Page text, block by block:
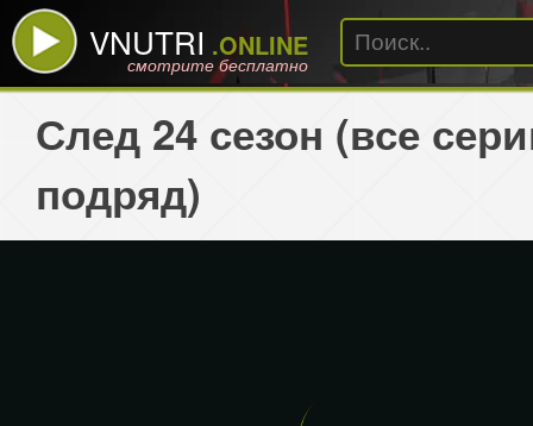
VNUTRI .ONLINE
смотрите бесплатно
След 24 сезон (все
подряд)